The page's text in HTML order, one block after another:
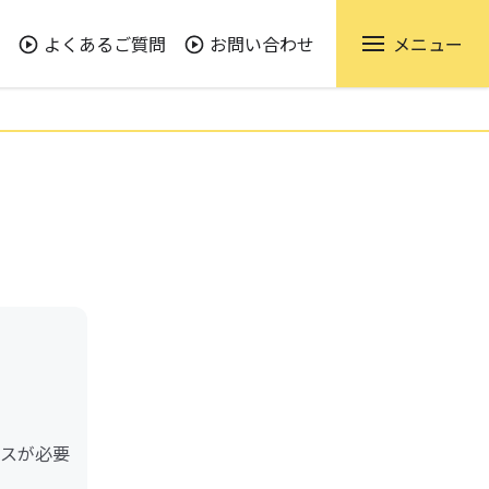
よくあるご質問 お問い合わせ メニュー
が必要